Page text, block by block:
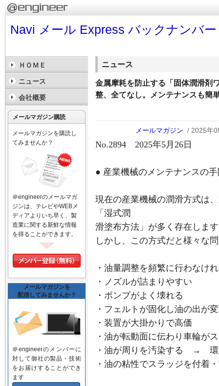
Navi メール Express バックナンバー
ニュース
金属摩耗を防止する「固体潤滑剤
整、全てなし。メンテナンスも簡
メールマガジン / 2025年
No.2894 2025年5月26日
● 産業機械のメンテナンスの
現在の産業機械の潤滑方式は
「湿式潤
滑塗布方法」が多く存在しま
しかし、この方式だと様々な
・油量調整を頻繁に行わなけ
・ノズルが詰まりやすい
・ポンプがよく壊れる
・フェルトが固化し油の出
・装置が大掛かりで高価
・油が転動面に伝わり車輪が
・油が周りを汚染する → 環
・油の粘性でスラッジを付着
ＨＯＭＥ
ニュース
会社概要
メールマガジン購読
メールマガジンを購読し
てみませんか？
＠engineerのメールマガ
ジンは、テレビやWEBメ
ディアよりいち早く、製
造業に関する新鮮な情報
を得ることができます。
メールマガジンを
配信してみませんか？
＠engineerのメンバーに
対して御社の製品・技術
をお届けすることができ
ます